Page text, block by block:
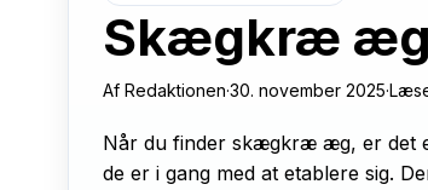
Skægkræ æg
Af Redaktionen·30. november 2025·
Når du finder skægkræ æg, er det
de er i gang med at etablere sig.